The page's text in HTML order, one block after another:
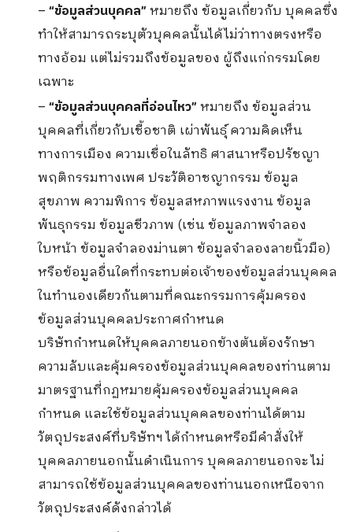
– “ข้อมูลส่วนบุคคล” หมายถึง ข้อมูลเกี่ยวกับ บุคคลซึ่ง
ทำให้สามารถระบุตัวบุคคลนั้นได้ไม่ว่าทางตรงหรือ
ทางอ้อม แต่ไม่รวมถึงข้อมูลของ ผู้ถึงแก่กรรมโดย
เฉพาะ
– “ข้อมูลส่วนบุคคลที่อ่อนไหว” หมายถึง ข้อมูลส่วน
บุคคลที่เกี่ยวกับเชื้อชาติ เผ่าพันธุ์ ความคิดเห็น
ทางการเมือง ความเชื่อในลัทธิ ศาสนาหรือปรัชญา
พฤติกรรมทางเพศ ประวัติอาชญากรรม ข้อมูล
สุขภาพ ความพิการ ข้อมูลสหภาพแรงงาน ข้อมูล
พันธุกรรม ข้อมูลชีวภาพ (เช่น ข้อมูลภาพจำลอง
ใบหน้า ข้อมูลจำลองม่านตา ข้อมูลจำลองลายนิ้วมือ)
หรือข้อมูลอื่นใดที่กระทบต่อเจ้าของข้อมูลส่วนบุคคล
ในทำนองเดียวกันตามที่คณะกรรมการคุ้มครอง
ข้อมูลส่วนบุคคลประกาศกำหนด
บริษัทกำหนดให้บุคคลภายนอกข้างต้นต้องรักษา
ความลับและคุ้มครองข้อมูลส่วนบุคคลของท่านตาม
มาตรฐานที่กฏหมายคุ้มครองข้อมูลส่วนบุคคล
กำหนด และใช้ข้อมูลส่วนบุคคลของท่านได้ตาม
วัตถุประสงค์ที่บริษัทฯ ได้กำหนดหรือมีคำสั่งให้
บุคคลภายนอกนั้นดำเนินการ บุคคลภายนอกจะ ไม่
สามารถใช้ข้อมูลส่วนบุคคลของท่านนอกเหนือจาก
วัตถุประสงค์ดังกล่าวได้